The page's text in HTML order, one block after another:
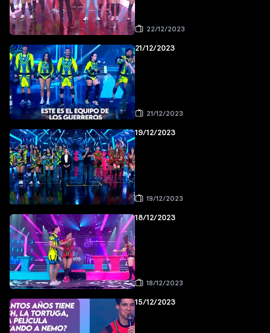
22/12/2023
21/12/2023
21/12/2023
19/12/2023
19/12/2023
18/12/2023
18/12/2023
15/12/2023